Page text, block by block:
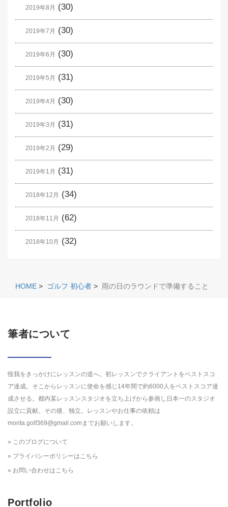
2019年8月 (30)
2019年7月 (30)
2019年6月 (30)
2019年5月 (31)
2019年4月 (30)
2019年3月 (31)
2019年2月 (29)
2019年1月 (31)
2018年12月 (34)
2018年11月 (62)
2018年10月 (32)
HOME > ゴルフ 初心者 > 雨の日のラウンドで準備すること
筆者について
怪我をきっかけにレッスンの道へ。初レッスンでクライアントをベストスコ
ア達成。そこからレッスンに使命を感じ14年間で約6000人をベストスコア達
成させる。都内某レッスンスタジオを立ち上げから参画し日本一のスタジオ
設立に貢献。その後、独立。レッスンやお仕事の依頼は
morita.golf369@gmail.comまでお願いします。
» このブログについて
» プライバシーポリシーはこちら
» お問い合わせはこちら
Portfolio